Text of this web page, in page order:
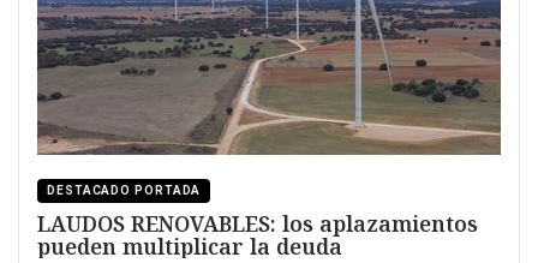
DESTACADO PORTADA
LAUDOS RENOVABLES: los aplazamientos
pueden multiplicar la deuda